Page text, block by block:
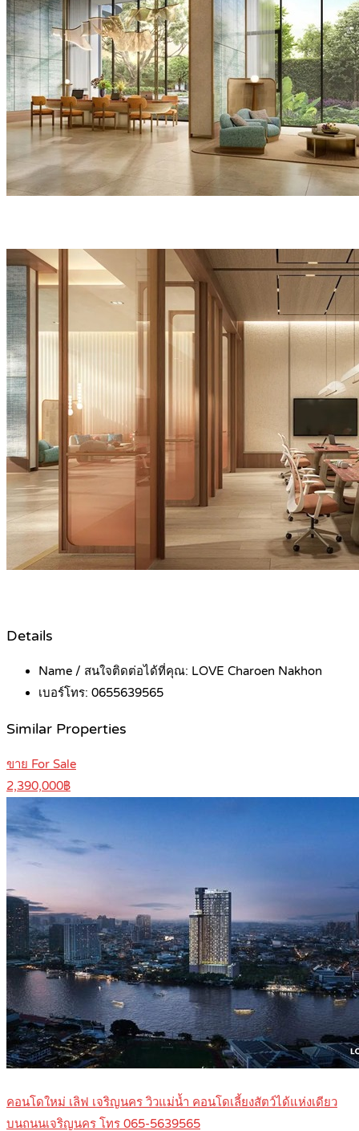
Details
Name / สนใจติดต่อได้ที่คุณ: LOVE Charoen Nakhon
เบอร์โทร: 0655639565
Similar Properties
ขาย For Sale
2,390,000฿
คอนโดใหม่ เลิฟ เจริญนคร วิวแม่น้ำ คอนโดเลี้ยงสัตว์ได้แห่งเดียว
บนถนนเจริญนคร โทร 065-5639565